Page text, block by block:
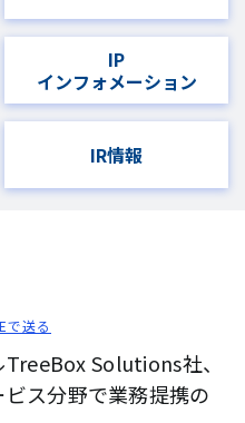
IP
インフォメーション
IR情報
Solutions社、
ス分野で業務提携の